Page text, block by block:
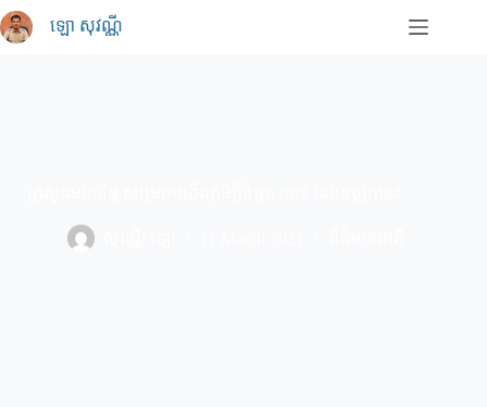
Skip
to
content
ឡោ សុវណ្ណី